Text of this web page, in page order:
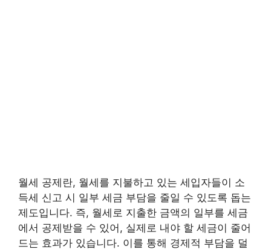
월세 공제란, 월세를 지불하고 있는 세입자들이 소
득세 신고 시 일부 세금 부담을 줄일 수 있도록 돕는
제도입니다. 즉, 월세로 지출한 금액의 일부를 세금
에서 공제받을 수 있어, 실제로 내야 할 세금이 줄어
드는 효과가 있습니다. 이를 통해 경제적 부담을 덜